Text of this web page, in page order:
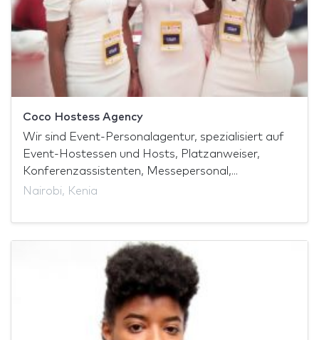
Coco Hostess Agency
Wir sind Event-Personalagentur, spezialisiert auf
Event-Hostessen und Hosts, Platzanweiser,
Konferenzassistenten, Messepersonal,...
Nairobi, Kenia